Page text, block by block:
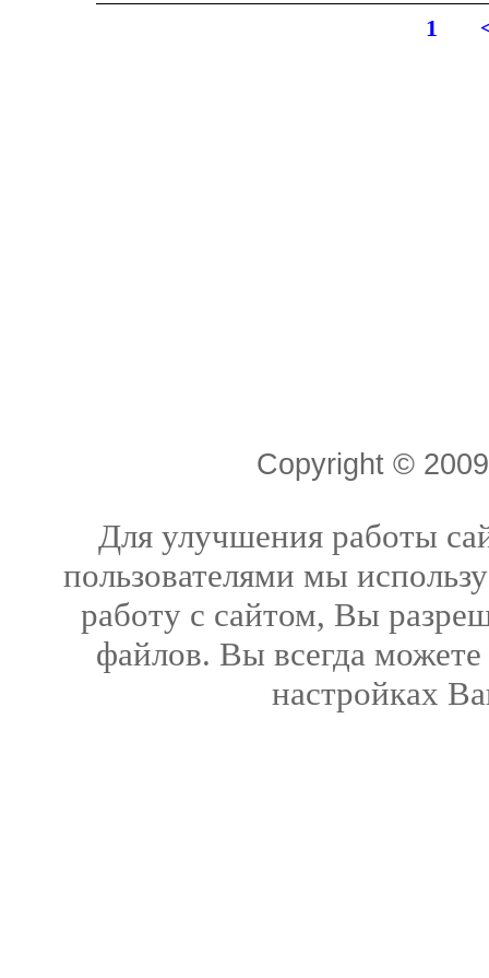
1
Copyright ©
Для улучшения работы
пользователями мы
работу с сайтом, Вы
файлов. Вы всегда
настройках